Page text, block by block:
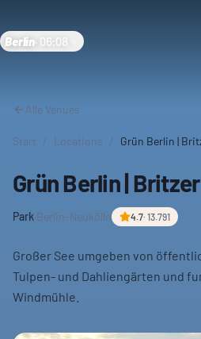
Berlin 06:08
Alle Venues
Start / Locations / Grün Berlin |
Grün Berlin |
Park·Berlin-Neukölln 4.7· 13.791
Großer See umgeben von
Tulpen- und Dahliengärten und
Windmühle.